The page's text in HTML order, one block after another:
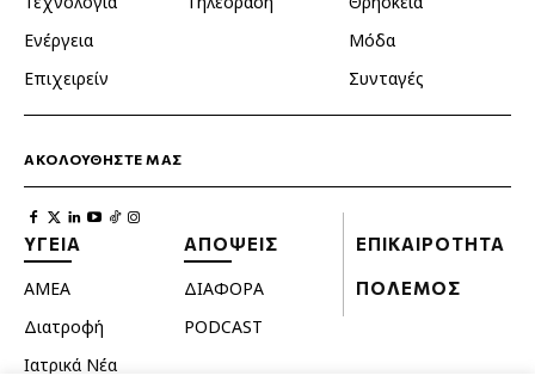
Ενέργεια
Επιχειρείν
Μόδα
Συνταγές
ΑΚΟΛΟΥΘΗΣΤΕ ΜΑΣ
ΥΓΕΙΑ
ΑΜΕΑ
Διατροφή
Ιατρικά Νέα
ΑΠΟΨΕΙΣ
ΔΙΑΦΟΡΑ
PODCAST
ΕΠΙΚΑΙΡΟΤΗΤΑ
ΠΟΛΕΜΟΣ